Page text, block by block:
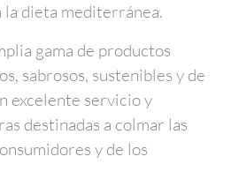
dieta mediterránea.
gama de productos
sabrosos, sustenibles y de
excelente servicio y
destinadas a colmar las
y de los